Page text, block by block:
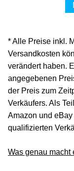
* Alle Preise inkl.
Versandkosten
verändert haben.
angegebenen
der Preis zum
Verkäufers. Als
Amazon und
qualifizierten
Was genau